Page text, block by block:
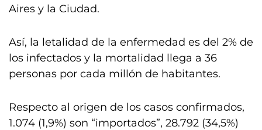
Aires y la Ciudad.
Así, la letalidad de la enfermedad es del 2% de
los infectados y la mortalidad llega a 36
personas por cada millón de habitantes.
Respecto al origen de los casos confirmados,
1.074 (1,9%) son “importados”, 28.792 (34,5%)